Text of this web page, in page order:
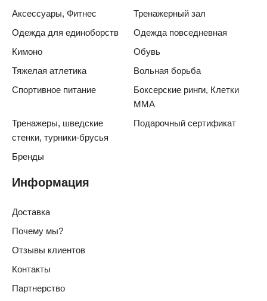
Аксессуары, Фитнес
Тренажерный зал
Одежда для единоборств
Одежда повседневная
Кимоно
Обувь
Тяжелая атлетика
Вольная борьба
Спортивное питание
Боксерские ринги, Клетки
ММА
Тренажеры, шведские
стенки, турники-брусья
Подарочный сертификат
Бренды
Информация
Доставка
Почему мы?
Отзывы клиентов
Контакты
Партнерство